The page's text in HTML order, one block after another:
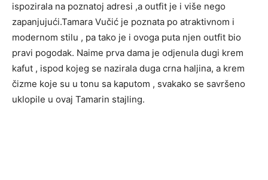
ispozirala na poznatoj adresi ,a outfit je i više nego
zapanjujući.Tamara Vučić je poznata po atraktivnom i
modernom stilu , pa tako je i ovoga puta njen outfit bio
pravi pogodak. Naime prva dama je odjenula dugi krem
kafut , ispod kojeg se nazirala duga crna haljina, a krem
čizme koje su u tonu sa kaputom , svakako se savršeno
uklopile u ovaj Tamarin stajling.